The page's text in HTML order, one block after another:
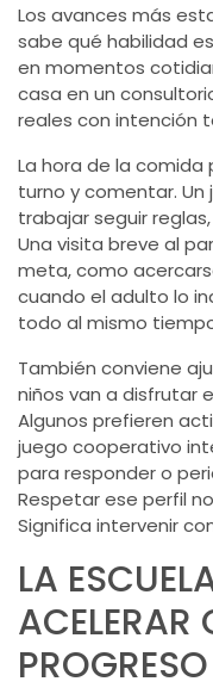
Los avances más
sabe qué habilidad
en momentos
casa en un
reales con intención
La hora de la comida
turno y comentar.
trabajar seguir
Una visita breve al
meta, como
cuando el adulto lo
todo al mismo
También conviene
niños van a disfrutar
Algunos prefieren
juego cooperativo
para responder o
Respetar ese perfil
Significa intervenir
LA
ACELERAR
PROGRESO